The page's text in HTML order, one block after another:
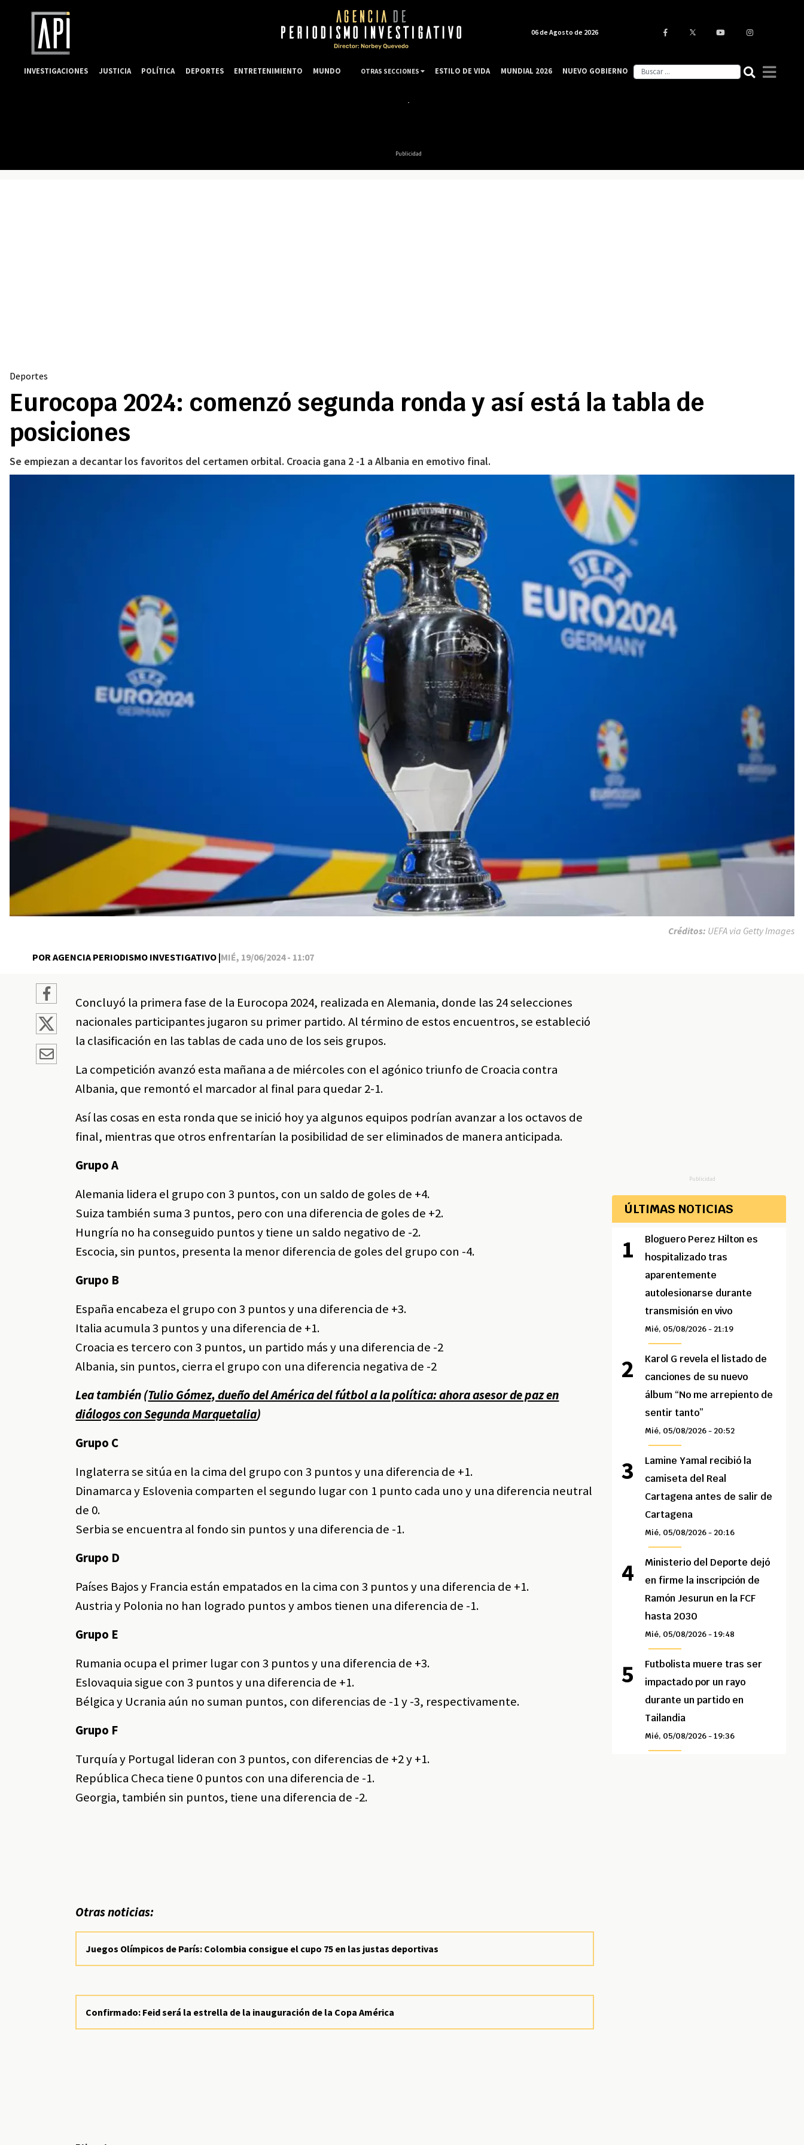
Publicidad
Deportes
Eurocopa 2024: comenzó segunda ronda y así está la tabla de
posiciones
Se empiezan a decantar los favoritos del certamen orbital. Croacia gana 2 -1 a Albania en emotivo final.
POR AGENCIA PERIODISMO INVESTIGATIVO |MIÉ, 19/06/2024 - 11:07
Créditos: UEFA via Getty Images
Concluyó la primera fase de la Eurocopa 2024, realizada en Alemania, donde las 24 selecciones
nacionales participantes jugaron su primer partido. Al término de estos encuentros, se estableció
la clasificación en las tablas de cada uno de los seis grupos.
La competición avanzó esta mañana a de miércoles con el agónico triunfo de Croacia contra
Albania, que remontó el marcador al final para quedar 2-1.
Así las cosas en esta ronda que se inició hoy ya algunos equipos podrían avanzar a los octavos de
final, mientras que otros enfrentarían la posibilidad de ser eliminados de manera anticipada.
Grupo A
Alemania lidera el grupo con 3 puntos, con un saldo de goles de +4.
Suiza también suma 3 puntos, pero con una diferencia de goles de +2.
Hungría no ha conseguido puntos y tiene un saldo negativo de -2.
Escocia, sin puntos, presenta la menor diferencia de goles del grupo con -4.
Grupo B
España encabeza el grupo con 3 puntos y una diferencia de +3.
Italia acumula 3 puntos y una diferencia de +1.
Croacia es tercero con 3 puntos, un partido más y una diferencia de -2
Albania, sin puntos, cierra el grupo con una diferencia negativa de -2
Lea también (Tulio Gómez, dueño del América del fútbol a la política: ahora asesor de paz en
diálogos con Segunda Marquetalia)
Grupo C
Inglaterra se sitúa en la cima del grupo con 3 puntos y una diferencia de +1.
Dinamarca y Eslovenia comparten el segundo lugar con 1 punto cada uno y una diferencia neutral
de 0.
Serbia se encuentra al fondo sin puntos y una diferencia de -1.
Grupo D
Países Bajos y Francia están empatados en la cima con 3 puntos y una diferencia de +1.
Austria y Polonia no han logrado puntos y ambos tienen una diferencia de -1.
Grupo E
Rumania ocupa el primer lugar con 3 puntos y una diferencia de +3.
Eslovaquia sigue con 3 puntos y una diferencia de +1.
Bélgica y Ucrania aún no suman puntos, con diferencias de -1 y -3, respectivamente.
Grupo F
Turquía y Portugal lideran con 3 puntos, con diferencias de +2 y +1.
República Checa tiene 0 puntos con una diferencia de -1.
Georgia, también sin puntos, tiene una diferencia de -2.
Otras noticias:
Juegos Olímpicos de París: Colombia consigue el cupo 75 en las justas deportivas
Confirmado: Feid será la estrella de la inauguración de la Copa América
Publicidad
ÚLTIMAS NOTICIAS
Bloguero Perez Hilton es
hospitalizado tras
aparentemente
autolesionarse durante
transmisión en vivo
Mié, 05/08/2026 - 21:19
Karol G revela el listado de
canciones de su nuevo
álbum “No me arrepiento de
sentir tanto”
Mié, 05/08/2026 - 20:52
Lamine Yamal recibió la
camiseta del Real
Cartagena antes de salir de
Cartagena
Mié, 05/08/2026 - 20:16
Ministerio del Deporte dejó
en firme la inscripción de
Ramón Jesurun en la FCF
hasta 2030
Mié, 05/08/2026 - 19:48
Futbolista muere tras ser
impactado por un rayo
durante un partido en
Tailandia
Mié, 05/08/2026 - 19:36
06 de Agosto de 2026
INVESTIGACIONES JUSTICIA POLÍTICA DEPORTES ENTRETENIMIENTO MUNDO OTRAS SECCIONES ESTILO DE VIDA MUNDIAL 2026 NUEVO GOBIERNO